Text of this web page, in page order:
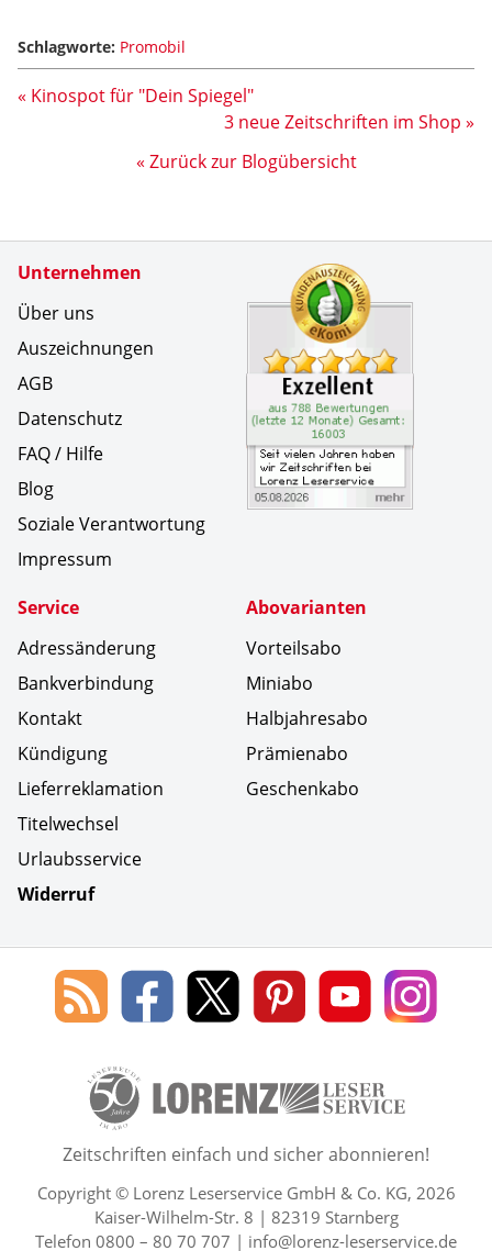
Schlagworte: Promobil
« Kinospot für "Dein Spiegel"
3 neue Zeitschriften im Shop »
« Zurück zur Blogübersicht
Unternehmen
Über uns
Auszeichnungen
AGB
Datenschutz
FAQ / Hilfe
Blog
Soziale Verantwortung
Impressum
Service
Adressänderung
Bankverbindung
Kontakt
Kündigung
Lieferreklamation
Titelwechsel
Urlaubsservice
Widerruf
Abovarianten
Vorteilsabo
Miniabo
Halbjahresabo
Prämienabo
Geschenkabo
Zertifikate
Social Media
Blog
des
Leserservice
Lorenz
Leserservice
Lorenz
Leserservice
Lorenz
Leserservice
Lorenz
Leserservice
Lorenz
50 Lesefreude im Abo Jahre
Zeitschriften einfach und sicher abonnieren!
Copyright © Lorenz Leserservice GmbH & Co. KG, 2026
Kaiser-Wilhelm-Str. 8 | 82319 Starnberg
Telefon 0800 – 80 70 707 | info@lorenz-leserservice.de